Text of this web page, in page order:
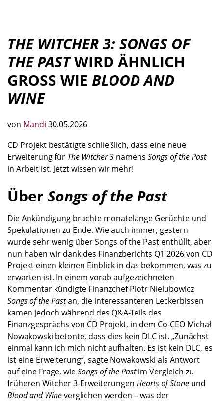
THE WITCHER 3: SONGS OF
THE PASTWIRD ÄHNLICH
GROSS WIE BLOOD AND
WINE
von Mandi 30.05.2026
CD Projekt bestätigte schließlich, dass eine neue
Erweiterung für The Witcher 3 namens Songs of the Past
in Arbeit ist. Jetzt wissen wir mehr!
Über Songs of the Past
Die Ankündigung brachte monatelange Gerüchte und
Spekulationen zu Ende. Wie auch immer, gestern
wurde sehr wenig über Songs of the Past enthüllt, aber
nun haben wir dank des Finanzberichts Q1 2026 von CD
Projekt einen kleinen Einblick in das bekommen, was zu
erwarten ist. In einem vorab aufgezeichneten
Kommentar kündigte Finanzchef Piotr Nielubowicz
Songs of the Pastan, die interessanteren Leckerbissen
kamen jedoch während des Q&A-Teils des
Finanzgesprächs von CD Projekt, in dem Co-CEO Michał
Nowakowski betonte, dass dies kein DLC ist. „Zunächst
einmal kann ich mich nicht aufhalten. Es ist kein DLC, es
ist eine Erweiterung“, sagte Nowakowski als Antwort
auf eine Frage, wieSongs of the Pastim Vergleich zu
früheren Witcher 3-Erweiterungen Hearts of Stone und
Blood and Wineverglichen werden – was der